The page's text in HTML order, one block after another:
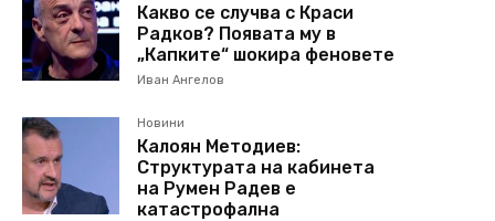
Какво се случва с Краси
Радков? Появата му в
„Капките“ шокира феновете
Иван Ангелов
Новини
Калоян Методиев:
Структурата на кабинета
на Румен Радев е
катастрофална